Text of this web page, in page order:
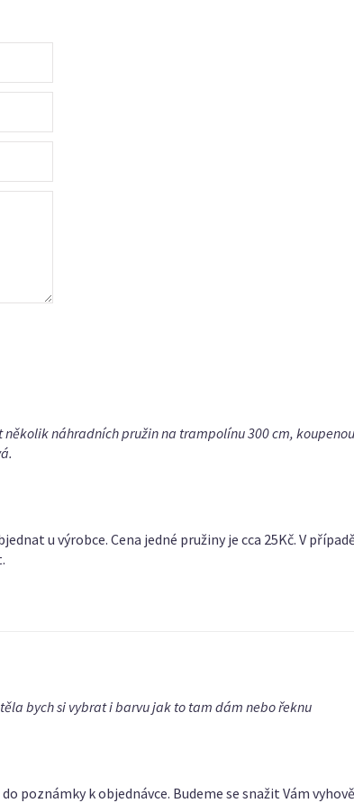
náhradních pružin na trampolínu 300 cm,
u výrobce. Cena jedné pružiny je cca 25Kč. V
bych si vybrat i barvu jak to tam dám nebo řeknu
poznámky k objednávce. Budeme se snažit Vám